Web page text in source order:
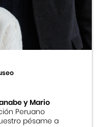
Japonés
y Mario
Peruano
pésame a